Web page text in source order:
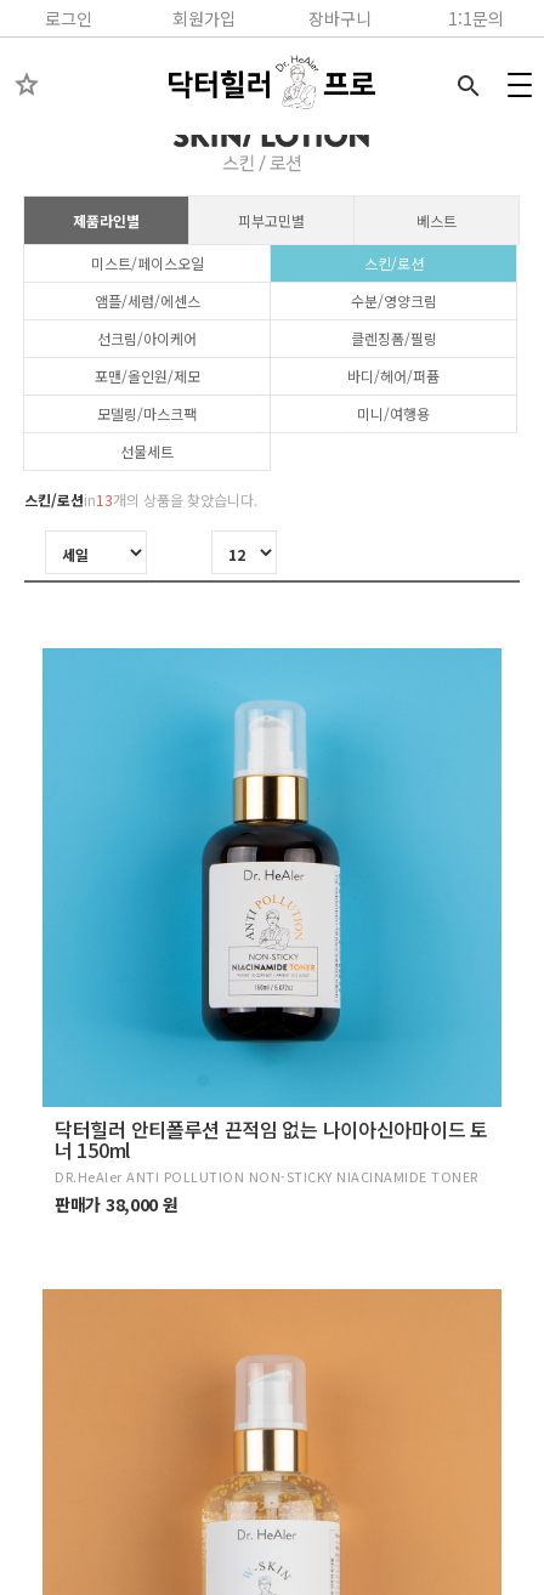
로그인 회원가입 장바구니 1:1문의
search
star
제품라인별 피부고민별 베스트
미스트/페이스오일
스킨/로션
앰플/세럼/에센스
수분/영양크림
선크림/아이케어
클렌징폼/필링
포맨/올인원/제모
바디/헤어/퍼퓸
모델링/마스크팩
미니/여행용
선물세트
스킨/로션in13개의 상품을 찾았습니다.
닥터힐러 안티폴루션 끈적임 없는 나이아신아마이드 토
너 150ml
DR.HeAler ANTI POLLUTION NON-STICKY NIACINAMIDE TONER
판매가 38,000 원